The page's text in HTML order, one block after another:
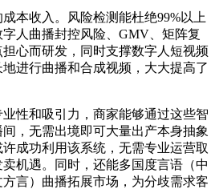
收入。风险检测能杜绝99%以上
人曲播封控风险、GMV、矩阵复
心而研发，同时支撑数字人短视频
进行曲播和合成视频，大大提高了
和吸引力，商家能够通过这些智
，无需出境即可大量出产本身抽象
成功利用该系统，无需专业运营取
机遇。同时，还能多国度言语（中
言）曲播拓展市场，为分歧需求客